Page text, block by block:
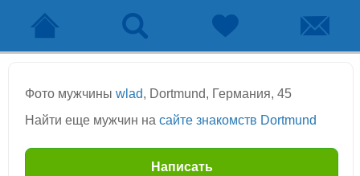
Фото мужчины wlad, Dortmund, Германия, 45
Найти еще мужчин на сайте знакомств Dortmund
Написать